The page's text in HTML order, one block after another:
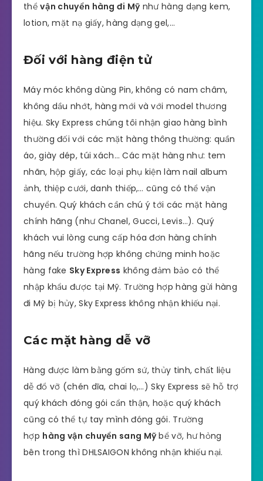
thểvận chuyển hàng đi Mỹnhư hàng dạng kem,
lotion, mặt nạ giấy, hàng dạng gel,…
Đối với hàng điện tử
Máy móc không dùng Pin, không có nam châm,
không dầu nhớt, hàng mới và với model thương
hiệu. Sky Express chúng tôi nhận giao hàng bình
thường đối với các mặt hàng thông thường: quần
áo, giày dép, túi xách… Các mặt hàng như: tem
nhãn, hộp giấy, các loại phụ kiện làm nail album
ảnh, thiệp cưới, danh thiếp,… cũng có thể vận
chuyển. Quý khách cần chú ý tới các mặt hàng
chính hãng (như Chanel, Gucci, Levis…). Quý
khách vui lòng cung cấp hóa đơn hàng chính
hãng nếu trường hợp không chứng minh hoặc
hàng fake Sky Express không đảm bảo có thể
nhập khẩu được tại Mỹ. Trường hợp hàng gửi hàng
đi Mỹ bị hủy, Sky Express không nhận khiếu nại.
Các mặt hàng dễ vỡ
Hàng được làm bằng gốm sứ, thủy tinh, chất liệu
dễ đổ vỡ (chén dĩa, chai lọ,…) Sky Express sẽ hỗ trợ
quý khách đóng gói cẩn thận, hoặc quý khách
cũng có thể tự tay mình đóng gói. Trường
hợp hàng vận chuyển sang Mỹbể vỡ, hư hỏng
bên trong thì DHLSAIGON không nhận khiếu nại.